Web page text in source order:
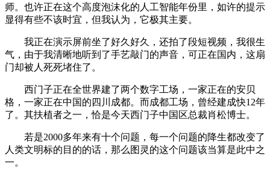
师。也许正在这个高度泡沫化的人工智能年份里，如许的提示
显得有些不该时宜，但我认为，它极其主要。
我正在演示屏前坐了好久好久，还拍了段短视频，我很生
气，由于我清晰地听到了手艺敲门的声音，可正在国内，这扇
门却被人死死堵住了。
西门子正在全世界建了两个数字工场，一家正在的安贝
格，一家正在中国的四川成都。而成都工场，曾经建成快12年
了。其扶植者之一，恰是今天西门子中国区总裁肖松博士。
若是2000多年来有十个问题，每一个问题的降生都改变了
人类文明标的目的的话，那么图灵的这个问题该当算是此中之
一。